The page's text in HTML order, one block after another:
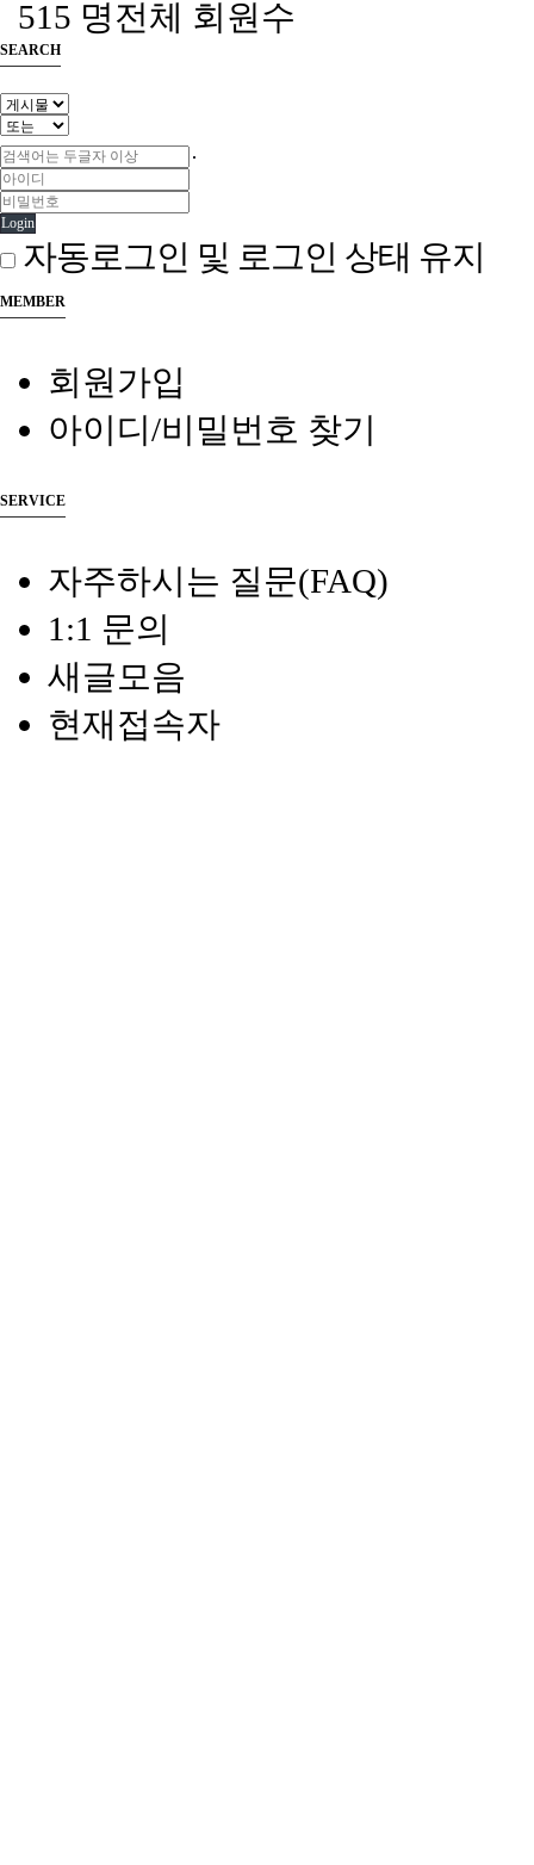
515 명전체 회원수
SEARCH
Login
자동로그인 및 로그인 상태 유지
MEMBER
회원가입
아이디/비밀번호 찾기
SERVICE
자주하시는 질문(FAQ)
1:1 문의
새글모음
현재접속자